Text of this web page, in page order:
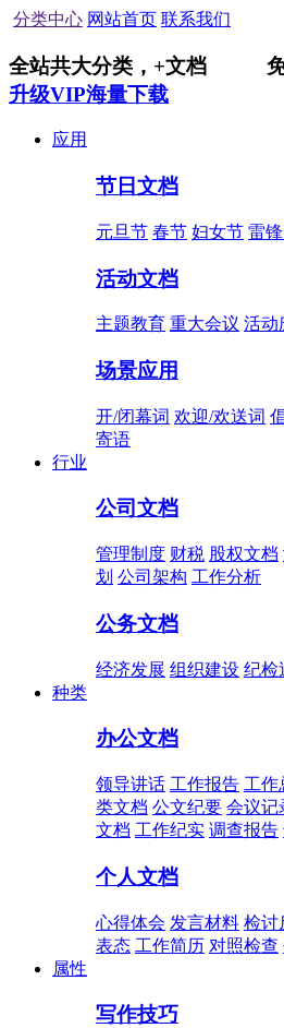
分类中心 网站首页 联系我们
全站共大分类， +文档
升级VIP海量下载
应用
节日文档
元旦节 春节 妇女节 雷锋
活动文档
主题教育 重大会议 活动
场景应用
开/闭幕词 欢迎/欢送词
寄语
行业
公司文档
管理制度 财税 股权文档
划 公司架构 工作分析
公务文档
经济发展 组织建设 纪检
种类
办公文档
领导讲话 工作报告 工作
类文档 公文纪要 会议记
文档 工作纪实 调查报告
个人文档
心得体会 发言材料 检讨
表态 工作简历 对照检查
属性
写作技巧